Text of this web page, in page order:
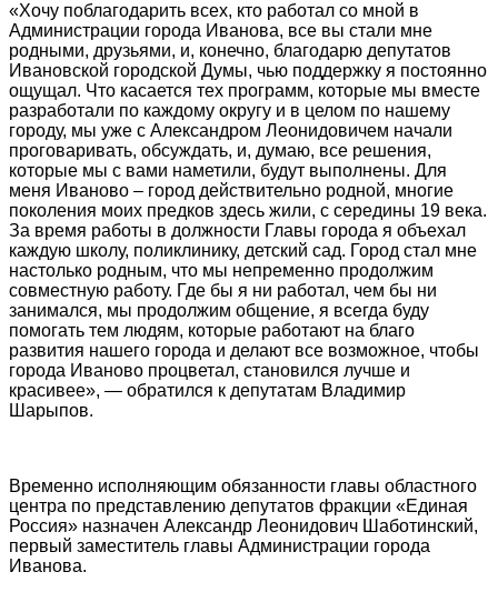
«Хочу поблагодарить всех, кто работал со мной в
Администрации города Иванова, все вы стали мне
родными, друзьями, и, конечно, благодарю депутатов
Ивановской городской Думы, чью поддержку я постоянно
ощущал. Что касается тех программ, которые мы вместе
разработали по каждому округу и в целом по нашему
городу, мы уже с Александром Леонидовичем начали
проговаривать, обсуждать, и, думаю, все решения,
которые мы с вами наметили, будут выполнены. Для
меня Иваново – город действительно родной, многие
поколения моих предков здесь жили, с середины 19 века.
За время работы в должности Главы города я объехал
каждую школу, поликлинику, детский сад. Город стал мне
настолько родным, что мы непременно продолжим
совместную работу. Где бы я ни работал, чем бы ни
занимался, мы продолжим общение, я всегда буду
помогать тем людям, которые работают на благо
развития нашего города и делают все возможное, чтобы
города Иваново процветал, становился лучше и
красивее», — обратился к депутатам Владимир
Шарыпов.
Временно исполняющим обязанности главы областного
центра по представлению депутатов фракции «Единая
Россия» назначен Александр Леонидович Шаботинский,
первый заместитель главы Администрации города
Иванова.